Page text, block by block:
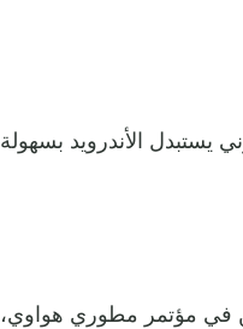
يستبدل الأندرويد بسهولة
في مؤتمر مطوري هواوي،